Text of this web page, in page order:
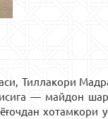
Тиллакори
— майдон
хотамкори